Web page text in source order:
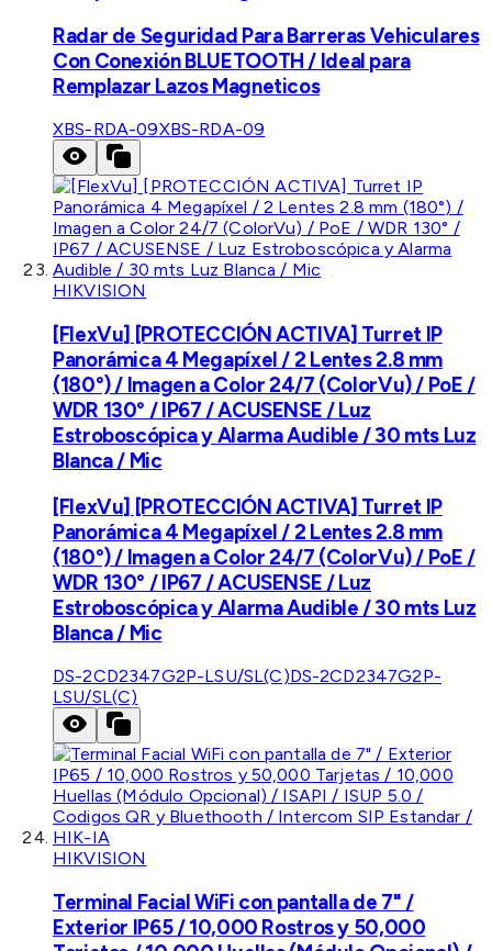
Radar de Seguridad Para Barreras Vehiculares
Con Conexión BLUETOOTH / Ideal para
Remplazar Lazos Magneticos
XBS-RDA-09XBS-RDA-09
HIKVISION
[FlexVu] [PROTECCIÓN ACTIVA] Turret IP
Panorámica 4 Megapíxel / 2 Lentes 2.8 mm
(180°) / Imagen a Color 24/7 (ColorVu) / PoE /
WDR 130° / IP67 / ACUSENSE / Luz
Estroboscópica y Alarma Audible / 30 mts Luz
Blanca / Mic
[FlexVu] [PROTECCIÓN ACTIVA] Turret IP
Panorámica 4 Megapíxel / 2 Lentes 2.8 mm
(180°) / Imagen a Color 24/7 (ColorVu) / PoE /
WDR 130° / IP67 / ACUSENSE / Luz
Estroboscópica y Alarma Audible / 30 mts Luz
Blanca / Mic
DS-2CD2347G2P-LSU/SL(C)DS-2CD2347G2P-
LSU/SL(C)
HIKVISION
Terminal Facial WiFi con pantalla de 7" /
Exterior IP65 / 10,000 Rostros y 50,000